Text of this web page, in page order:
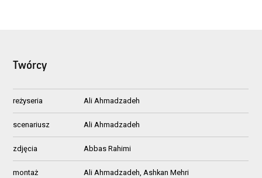
Twórcy
reżyseria Ali Ahmadzadeh
scenariusz Ali Ahmadzadeh
zdjęcia Abbas Rahimi
montaż Ali Ahmadzadeh, Ashkan Mehri